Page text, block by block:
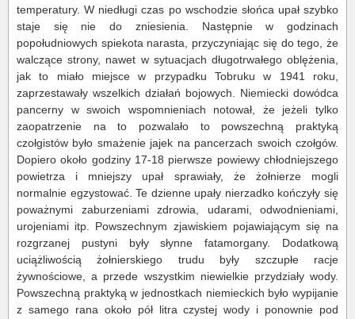
temperatury. W niedługi czas po wschodzie słońca upał szybko
staje się nie do zniesienia. Następnie w godzinach
popołudniowych spiekota narasta, przyczyniając się do tego, że
walczące strony, nawet w sytuacjach długotrwałego oblężenia,
jak to miało miejsce w przypadku Tobruku w 1941 roku,
zaprzestawały wszelkich działań bojowych. Niemiecki dowódca
pancerny w swoich wspomnieniach notował, że jeżeli tylko
zaopatrzenie na to pozwalało to powszechną praktyką
czołgistów było smażenie jajek na pancerzach swoich czołgów.
Dopiero około godziny 17-18 pierwsze powiewy chłodniejszego
powietrza i mniejszy upał sprawiały, że żołnierze mogli
normalnie egzystować. Te dzienne upały nierzadko kończyły się
poważnymi zaburzeniami zdrowia, udarami, odwodnieniami,
urojeniami itp. Powszechnym zjawiskiem pojawiającym się na
rozgrzanej pustyni były słynne fatamorgany. Dodatkową
uciążliwością żołnierskiego trudu były szczupłe racje
żywnościowe, a przede wszystkim niewielkie przydziały wody.
Powszechną praktyką w jednostkach niemieckich było wypijanie
z samego rana około pół litra czystej wody i ponownie pod